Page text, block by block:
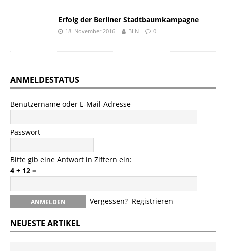
Erfolg der Berliner Stadtbaumkampagne
18. November 2016 BLN 0
ANMELDESTATUS
Benutzername oder E-Mail-Adresse
Passwort
Bitte gib eine Antwort in Ziffern ein:
4 + 12 =
Vergessen? Registrieren
NEUESTE ARTIKEL